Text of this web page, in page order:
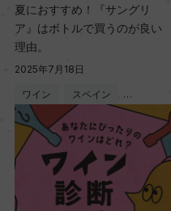
夏におすすめ！『サングリ
ア』はボトルで買うのが良い
理由。
2025年7月18日
ワイン スペイン …